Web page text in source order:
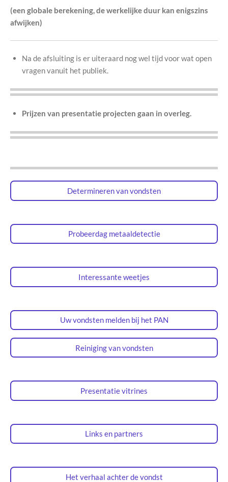
(een globale berekening, de werkelijke duur kan enigszins
afwijken)
Na de afsluiting is er uiteraard nog wel tijd voor wat open
vragen vanuit het publiek.
Prijzen van presentatie projecten gaan in overleg.
Determineren van vondsten
Probeerdag metaaldetectie
Interessante weetjes
Uw vondsten melden bij het PAN
Reiniging van vondsten
Presentatie vitrines
Links en partners
Het verhaal achter de vondst